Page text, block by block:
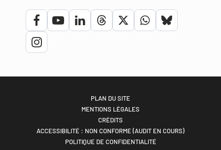
fenêtre)
Lien
vers
compte
Lien
chaîne
Youtube
Lien
compte
Linkedin
Lien
compte
Threads
Lien
compte
Twitter
Lien
compte
Lien
compte
Lien
Instagram
PLAN DU SITE
MENTIONS LÉGALES
CRÉDITS
ACCESSIBILITÉ : NON CONFORME (AUDIT EN COURS)
POLITIQUE DE CONFIDENTIALITÉ